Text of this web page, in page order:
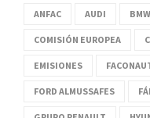
ANFAC AUDI BMW
COMISIÓN EUROPEA
EMISIONES
FORD ALMUSSAFES